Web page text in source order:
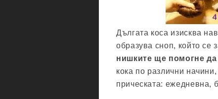
Дългата коса изисква
образува сноп, който се
нишките ще помогне
кока по различни
прическата: ежедневна,